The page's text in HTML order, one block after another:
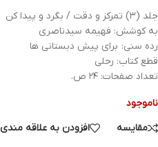
جلد (۳) تمرکز و دقت / بگرد و پیدا کن
به کوشش: فهیمه سیدناصری
رده سنی: برای پیش دبستانی ها
قطع کتاب: رحلی
تعداد صفحات: ۲۴ ص.
ناموجود
مقایسه
افزودن به علاقه مندی